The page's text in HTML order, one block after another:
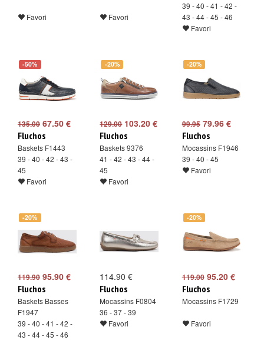
Favori Favori
39 - 40 - 41 - 42 -
43 - 44 - 45 - 46
Favori
-50%
135.00 67.50 €
Fluchos
Baskets F1443
39 - 40 - 42 - 43 -
45
Favori
-20%
129.00103.20 €
Fluchos
Baskets 9376
41 - 42 - 43 - 44 -
45
Favori
-20%
99.9579.96 €
Fluchos
Mocassins F1946
39 - 40 - 45
Favori
-20%
119.90 95.90 €
Fluchos
Baskets Basses
F1947
39 - 40 - 41 - 42 -
43 - 44 - 45 - 46
114.90 €
Fluchos
Mocassins F0804
36 - 37 - 39
Favori
-20%
119.0095.20 €
Fluchos
Mocassins F1729
Favori